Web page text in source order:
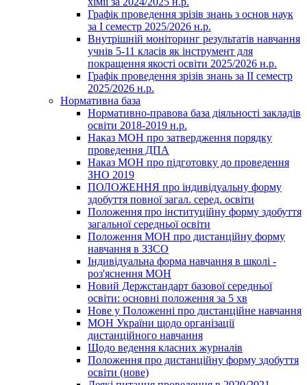
Графік проведення зрізів знань з основ наук
за І семестр 2025/2026 н.р.
Внутрішній моніторинг результатів навчання
учнів 5-11 класів як інструмент для
покращення якості освіти 2025/2026 н.р.
Графік проведення зрізів знань за ІІ семестр
2025/2026 н.р.
Нормативна база
Нормативно-правова база діяльності закладів
освіти 2018-2019 н.р.
Наказ МОН про затвердження порядку
проведення ДПА
Наказ МОН про підготовку до проведення
ЗНО 2019
ПОЛОЖЕННЯ про індивідуальну форму
здобуття повної загал. серед. освіти
Положення про інституційну форму здобуття
загальної середньої освіти
Положення МОН про дистанційну форму
навчання в ЗЗСО
Індивідуальна форма навчання в школі -
роз'яснення МОН
Новий Держстандарт базової середньої
освіти: основні положення за 5 хв
Нове у Положенні про дистанційне навчання
МОН України щодо організації
дистанційного навчання
Щодо ведення класних журналів
Положення про дистанційну форму здобуття
освіти (нове)